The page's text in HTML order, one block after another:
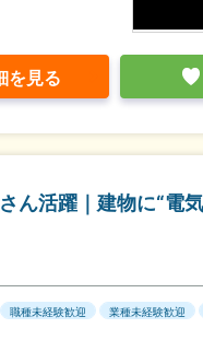
を見る
ん活躍｜建物に“電
職種未経験歓迎 業種未経験歓迎